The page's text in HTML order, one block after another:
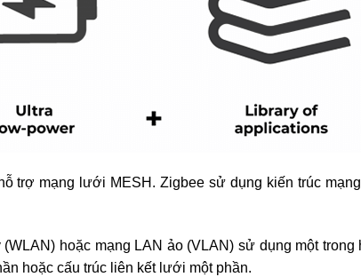
trợ mạng lưới MESH. Zigbee sử dụng kiến trúc
hoặc mạng LAN ảo (VLAN) sử dụng một trong
hoặc cấu trúc liên kết lưới một phần.